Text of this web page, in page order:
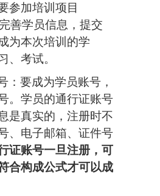
参加培训项目
善学员信息，提交
为本次培训的学
、考试。
：要成为学员账号，
。 学员的通行证账号
是真实的，注册时不
、电子邮箱、 证件号
证账号一旦注册，可
合构成公式才可以成